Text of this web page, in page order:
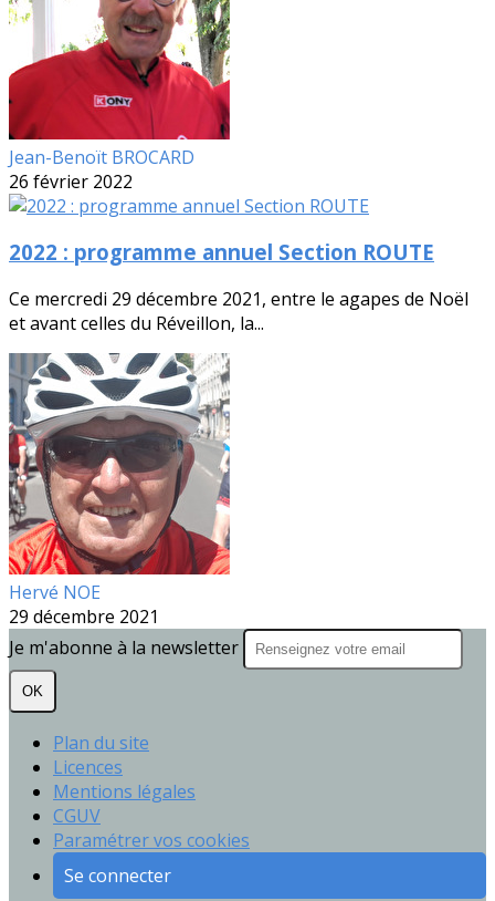
Jean-Benoït BROCARD
26 février 2022
2022 : programme annuel Section ROUTE
Ce mercredi 29 décembre 2021, entre le agapes de Noël
et avant celles du Réveillon, la...
Hervé NOE
29 décembre 2021
Je m'abonne à la newsletter
OK
Plan du site
Licences
Mentions légales
CGUV
Paramétrer vos cookies
Se connecter